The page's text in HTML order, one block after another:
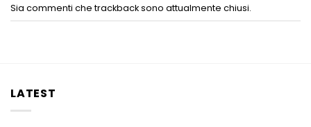
Sia commenti che trackback sono attualmente chiusi.
LATEST